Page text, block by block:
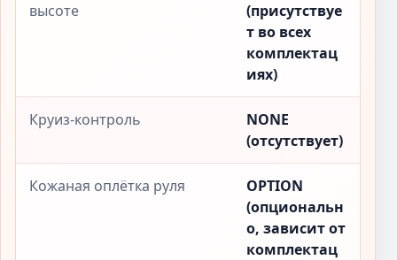
высоте
(присутствуе
т во всех
комплектац
иях)
Круиз-контроль
NONE
(отсутствует)
Кожаная оплётка руля
OPTION
(опциональн
о, зависит от
комплектац